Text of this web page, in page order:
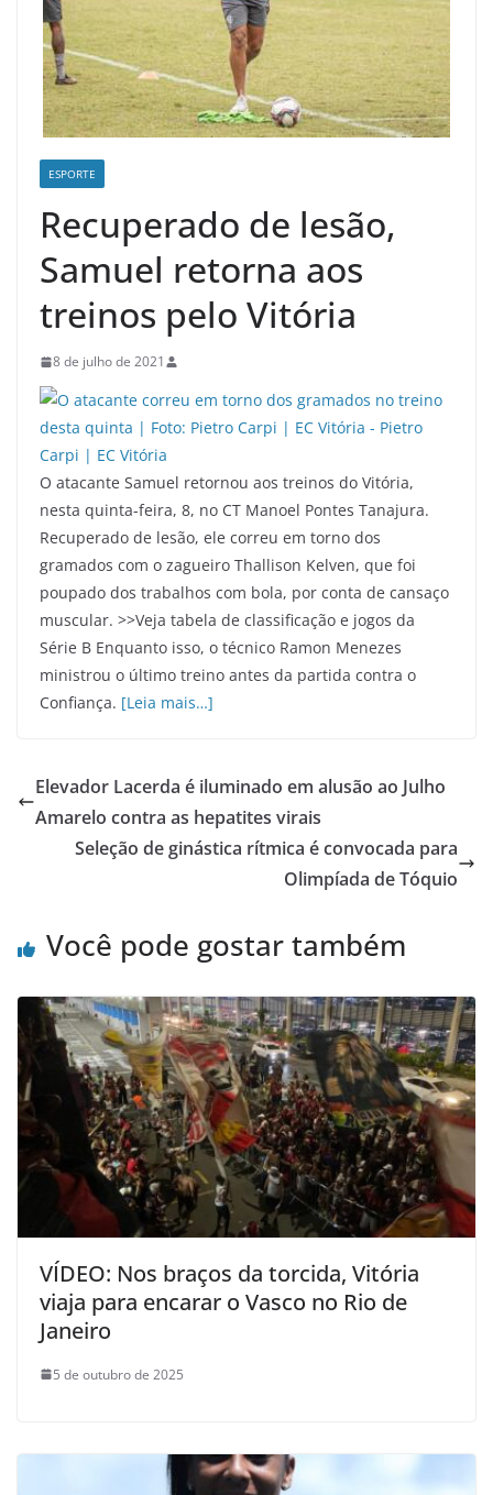
ESPORTE
Recuperado de lesão,
Samuel retorna aos
treinos pelo Vitória
8 de julho de 2021
O atacante Samuel retornou aos treinos do Vitória,
nesta quinta-feira, 8, no CT Manoel Pontes Tanajura.
Recuperado de lesão, ele correu em torno dos
gramados com o zagueiro Thallison Kelven, que foi
poupado dos trabalhos com bola, por conta de cansaço
muscular. >>Veja tabela de classificação e jogos da
Série B Enquanto isso, o técnico Ramon Menezes
ministrou o último treino antes da partida contra o
Confiança. [Leia mais…]
Elevador Lacerda é iluminado em alusão ao Julho
Amarelo contra as hepatites virais
Seleção de ginástica rítmica é convocada para
Olimpíada de Tóquio
Você pode gostar também
VÍDEO: Nos braços da torcida, Vitória
viaja para encarar o Vasco no Rio de
Janeiro
5 de outubro de 2025